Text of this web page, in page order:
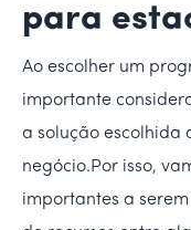
para
Ao escolher um
importante
a solução escolhida
negócio.Por isso,
importantes a